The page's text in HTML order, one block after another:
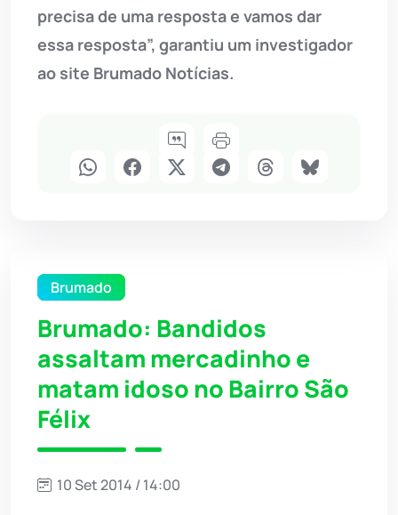
precisa de uma resposta e vamos dar
essa resposta”, garantiu um investigador
ao site Brumado Notícias.
Brumado
Brumado: Bandidos
assaltam mercadinho e
matam idoso no Bairro São
Félix
10 Set 2014 / 14:00